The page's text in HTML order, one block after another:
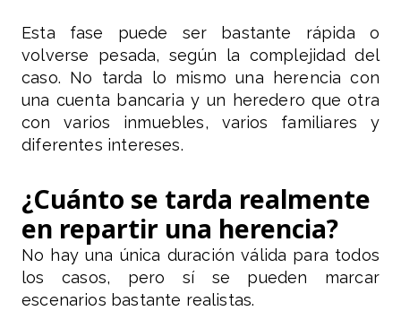
Esta fase puede ser bastante rápida o
volverse pesada, según la complejidad del
caso. No tarda lo mismo una herencia con
una cuenta bancaria y un heredero que otra
con varios inmuebles, varios familiares y
diferentes intereses.
¿Cuánto se tarda realmente
en repartir una herencia?
No hay una única duración válida para todos
los casos, pero sí se pueden marcar
escenarios bastante realistas.